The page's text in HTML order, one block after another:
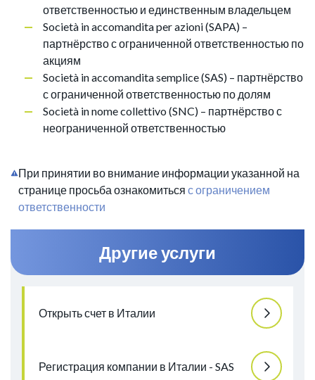
ответственностью и единственным владельцем
Società in accomandita per azioni (SAPA) –
партнёрство с ограниченной ответственностью по
акциям
Società in accomandita semplice (SAS) – партнёрство
с ограниченной ответственностью по долям
Società in nome collettivo (SNC) – партнёрство с
неограниченной ответственностью
При принятии во внимание информации указанной на
странице просьба ознакомиться с ограничением
ответственности
Другие услуги
Открыть счет в Италии
Регистрация компании в Италии - SAS